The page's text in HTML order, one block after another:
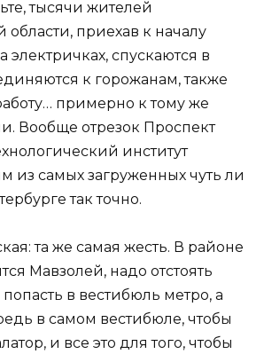
тысячи жителей
приехав к началу
электричках, спускаются в
к горожанам, также
примерно к тому же
Вообще отрезок Проспект
институт
из самых загруженных чуть ли
так точно.
та же самая жесть. В районе
Мавзолей, надо отстоять
в вестибюль метро, а
в самом вестибюле, чтобы
и все это для того, чтобы